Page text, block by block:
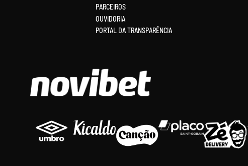
PARCEIROS
OUVIDORIA
PORTAL DA TRANSPARÊNCIA